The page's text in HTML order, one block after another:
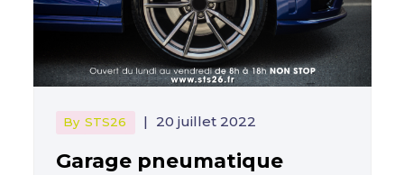
By STS26 | 20 juillet 2022
Garage pneumatique